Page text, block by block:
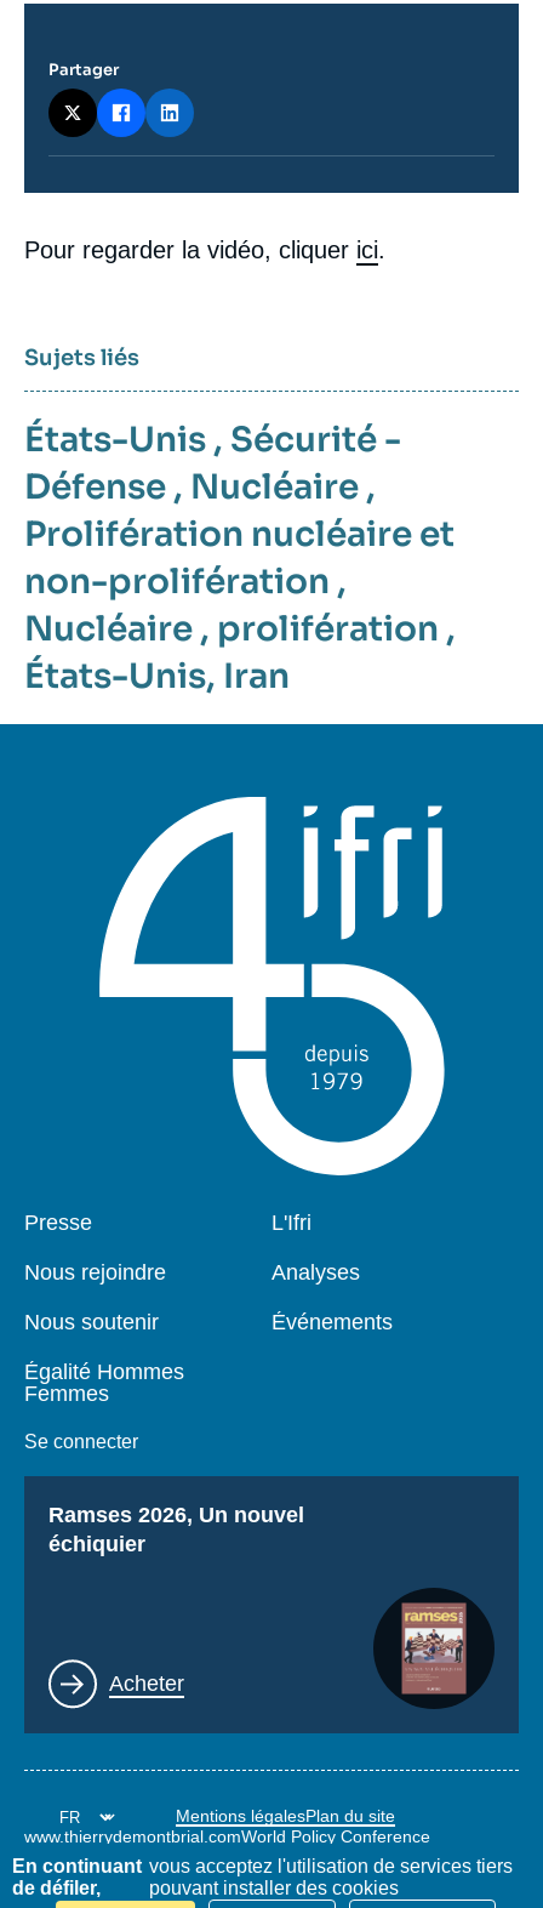
Contenu
intervention
Pour regarder la vidéo, cliquer ici.
Partager
Sujets liés
États-Unis , Sécurité -
Défense , Nucléaire ,
Prolifération nucléaire et
non-prolifération ,
Nucléaire , prolifération ,
États-Unis, Iran
Pied
page
Presse
Nous rejoindre
Nous soutenir
Égalité Hommes
Femmes
Se connecter
Navigation
L'Ifri
Analyses
Événements
Titre
Ramses 2026, Un nouvel
échiquier
Lien
Acheter
Mentions légalesPlan du site
www.thierrydemontbrial.comWorld Policy Conference
En continuant
de défiler,
vous acceptez l'utilisation de services tiers
pouvant installer des cookies